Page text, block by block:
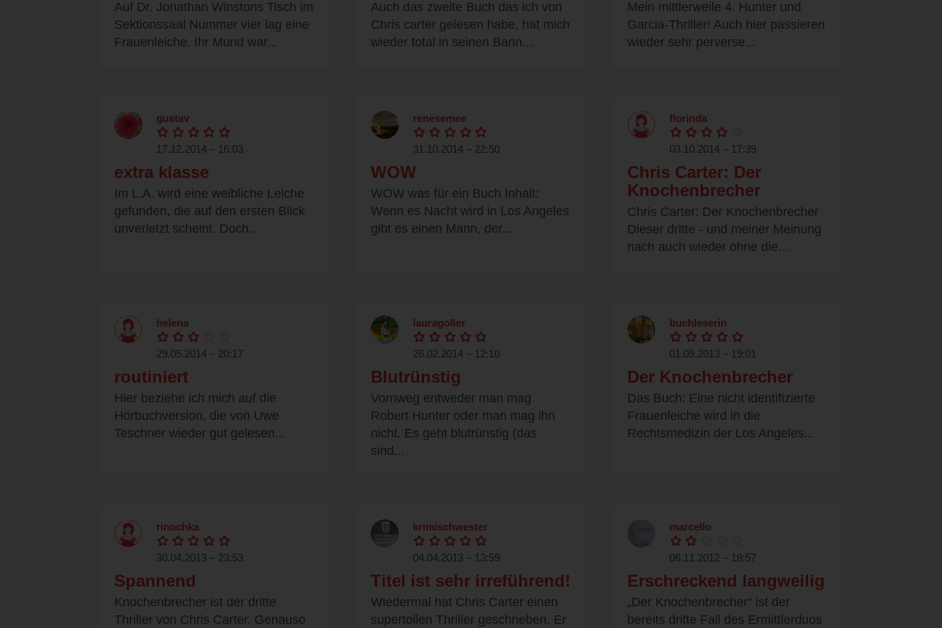
Auf Dr. Jonathan Winstons Tisch im
Sektionssaal Nummer vier lag eine
Frauenleiche. Ihr Mund war...
Auch das zweite Buch das ich von
Chris carter gelesen habe, hat mich
wieder total in seinen Bann...
Mein mittlerweile 4. Hunter und
Garcia-Thriller! Auch hier passieren
wieder sehr perverse...
gustav
17.12.2014 – 16:03
extra klasse
Im L.A. wird eine weibliche Leiche
gefunden, die auf den ersten Blick
unverletzt scheint. Doch...
renesemee
31.10.2014 – 22:50
WOW
WOW was für ein Buch Inhalt:
Wenn es Nacht wird in Los Angeles
gibt es einen Mann, der...
florinda
03.10.2014 – 17:39
Chris Carter: Der
Knochenbrecher
Chris Carter: Der Knochenbrecher
Dieser dritte - und meiner Meinung
nach auch wieder ohne die...
helena
29.05.2014 – 20:17
routiniert
Hier beziehe ich mich auf die
Hörbuchversion, die von Uwe
Teschner wieder gut gelesen...
lauragoller
26.02.2014 – 12:10
Blutrünstig
Vornweg entweder man mag
Robert Hunter oder man mag ihn
nicht. Es geht blutrünstig (das
sind...
buchleserin
01.09.2013 – 19:01
Der Knochenbrecher
Das Buch: Eine nicht identifizierte
Frauenleiche wird in die
Rechtsmedizin der Los Angeles...
rinochka
30.04.2013 – 23:53
Spannend
Knochenbrecher ist der dritte
Thriller von Chris Carter. Genauso
krimischwester
04.04.2013 – 13:59
Titel ist sehr irreführend!
Wiedermal hat Chris Carter einen
supertollen Thriller geschrieben. Er
marcello
06.11.2012 – 18:57
Erschreckend langweilig
„Der Knochenbrecher“ ist der
bereits dritte Fall des Ermittlerduos